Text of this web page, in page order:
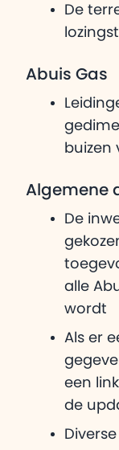
De
Abuis Gas
buizen
Algemene
De
alle
wordt
Als er
een
de